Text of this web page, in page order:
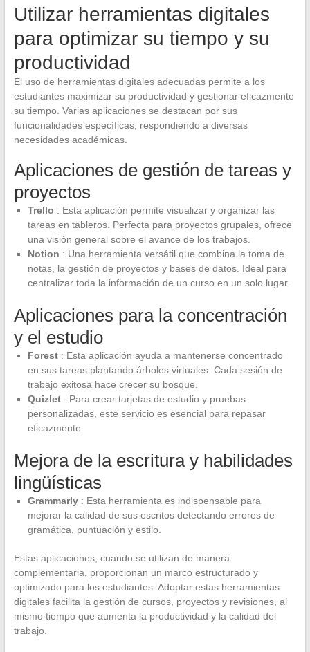
Utilizar herramientas digitales
para optimizar su tiempo y su
productividad
El uso de herramientas digitales adecuadas permite a los
estudiantes maximizar su productividad y gestionar eficazmente
su tiempo. Varias aplicaciones se destacan por sus
funcionalidades específicas, respondiendo a diversas
necesidades académicas.
Aplicaciones de gestión de tareas y
proyectos
Trello : Esta aplicación permite visualizar y organizar las
tareas en tableros. Perfecta para proyectos grupales, ofrece
una visión general sobre el avance de los trabajos.
Notion : Una herramienta versátil que combina la toma de
notas, la gestión de proyectos y bases de datos. Ideal para
centralizar toda la información de un curso en un solo lugar.
Aplicaciones para la concentración
y el estudio
Forest: Esta aplicación ayuda a mantenerse concentrado
en sus tareas plantando árboles virtuales. Cada sesión de
trabajo exitosa hace crecer su bosque.
Quizlet: Para crear tarjetas de estudio y pruebas
personalizadas, este servicio es esencial para repasar
eficazmente.
Mejora de la escritura y habilidades
lingüísticas
Grammarly: Esta herramienta es indispensable para
mejorar la calidad de sus escritos detectando errores de
gramática, puntuación y estilo.
Estas aplicaciones, cuando se utilizan de manera
complementaria, proporcionan un marco estructurado y
optimizado para los estudiantes. Adoptar estas herramientas
digitales facilita la gestión de cursos, proyectos y revisiones, al
mismo tiempo que aumenta la productividad y la calidad del
trabajo.